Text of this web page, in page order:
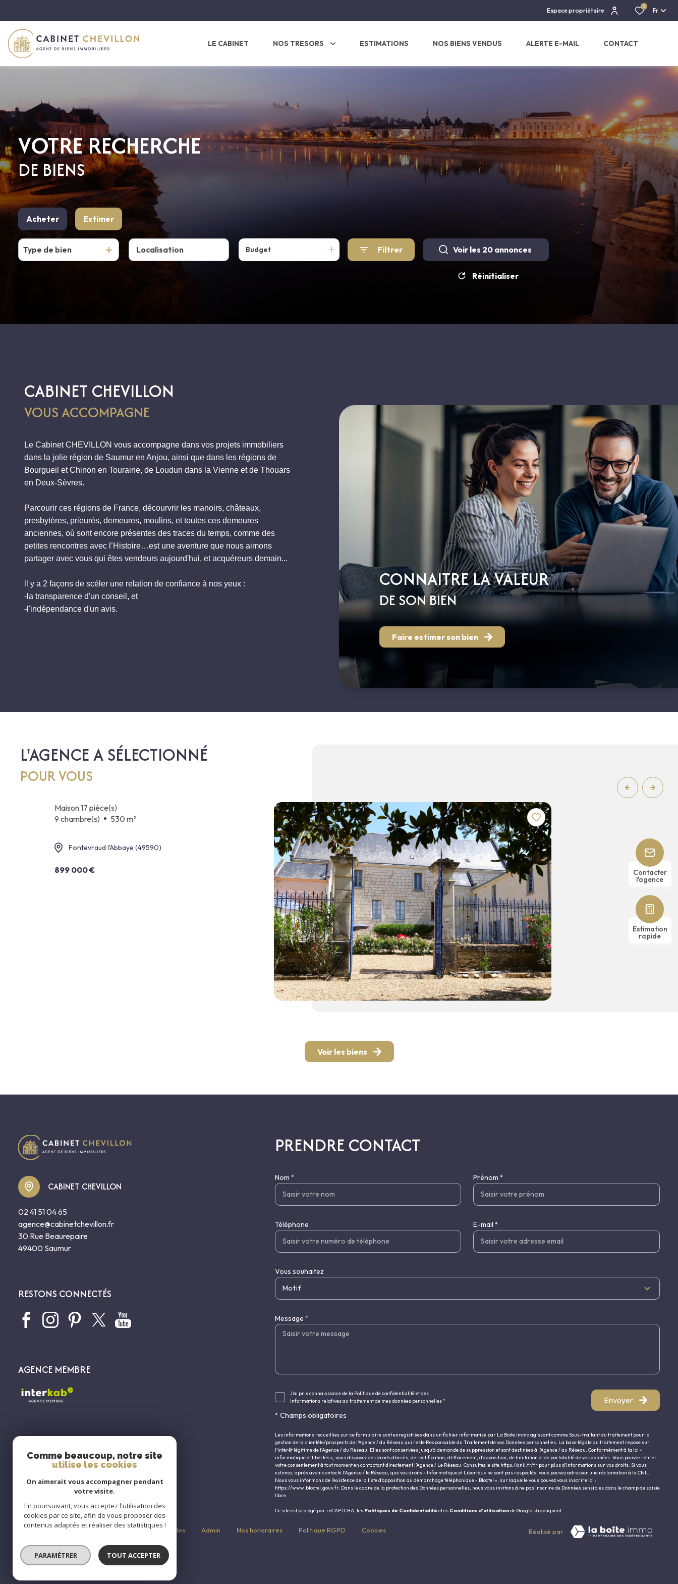
Espace propriétaire
0
Fr
LE CABINET NOS TRESORS
châteaux
belles demeures
maisons de maitres
ESTIMATIONS NOS BIENS VENDUS ALERTE E-MAIL CONTACT
VOTRE RECHERCHE
DE BIENS
Acheter
De l'ancien
Estimer
Type de bien Budget Filtrer Voir les 20 annonces
Réinitialiser
CONNAITRE LA VALEUR
DE SON BIEN
Faire estimer son bien
CABINET CHEVILLON
VOUS ACCOMPAGNE
Le Cabinet CHEVILLON vous accompagne dans vos projets immobiliers
dans la jolie région de Saumur en Anjou, ainsi que dans les régions de
Bourgueil et Chinon en Touraine, de Loudun dans la Vienne et de Thouars
en Deux-Sèvres.
Parcourir ces régions de France, décourvrir les manoirs, châteaux,
presbytères, prieurés, demeures, moulins, et toutes ces demeures
anciennes, où sont encore présentes des traces du temps, comme des
petites rencontres avec l’Histoire…est une aventure que nous aimons
partager avec vous qui êtes vendeurs aujourd'hui, et acquéreurs demain...
ll y a 2 façons de scéler une relation de confiance à nos yeux :
-la transparence d'un conseil, et
-l'indépendance d'un avis.
L'AGENCE A SÉLECTIONNÉ
POUR VOUS
maison 17 pièce(s)
9 chambre(s)
530 m²
Fontevraud l'Abbaye (49590)
899 000 €
11
chambre(s)
Voir les biens
Contacter
l'agence
Estimation
rapide
PRENDRE CONTACT
Nom * Prénom *
Téléphone E-mail *
Vous souhaitez
Motif
Message *
J'ai pris connaissance de la Politique de confidentialité et des
informations relatives au traitement de mes données personnelles *
* Champs obligatoires
Envoyer
Les informations recueillies sur ce formulaire sont enregistrées dans un fichier informatisé par La Boite Immo agissant comme Sous-traitant du traitement pour la
gestion de la clientèle/prospects de l'Agence / du Réseau qui reste Responsable du Traitement de vos Données personnelles. La base légale du traitement repose sur
l'intérêt légitime de l'Agence / du Réseau. Elles sont conservées jusqu'à demande de suppression et sont destinées à l'Agence / au Réseau. Conformément à la loi «
informatique et libertés », vous disposez des droits d’accès, de rectification, d’effacement, d’opposition, de limitation et de portabilité de vos données. Vous pouvez retirer
votre consentement à tout moment en contactant directement l’Agence / Le Réseau. Consultez le site https://cnil.fr/frpour plus d’informations sur vos droits. Si vous
estimez, après avoir contacté l'Agence / le Réseau, que vos droits « Informatique et Libertés » ne sont pas respectés, vous pouvez adresser une réclamation à la CNIL.
Nous vous informons de l’existence de la liste d'opposition au démarchage téléphonique « Bloctel », sur laquelle vous pouvez vous inscrire ici :
https://www.bloctel.gouv.fr. Dans le cadre de la protection des Données personnelles, nous vous invitons à ne pas inscrire de Données sensibles dans le champ de saisie
libre.
Ce site est protégé par reCAPTCHA, les Politiques de Confidentialité et es Conditions d'utilisationde Google s'appliquent.
CABINET CHEVILLON
02 41 51 04 65
agence@cabinetchevillon.fr
30 Rue Beaurepaire
49400 Saumur
RESTONS CONNECTÉS
AGENCE MEMBRE
Nos partenaires Plan du site Mentions légales Admin Nos honoraires Politique RGPD Cookies
© 2026 | Tous droits réservés
Réalisé par
Comme beaucoup, notre site
utilise les cookies
On aimerait vous accompagner pendant
votre visite.
En poursuivant, vous acceptez l'utilisation des
cookies par ce site, afin de vous proposer des
contenus adaptés et réaliser des statistiques !
PARAMÉTRER TOUT ACCEPTER